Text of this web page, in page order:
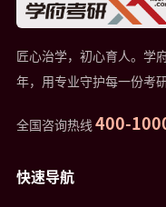
匠心治学，初心育人。学
年，用专业守护每一份考研
全国咨询热线400-
快速导航